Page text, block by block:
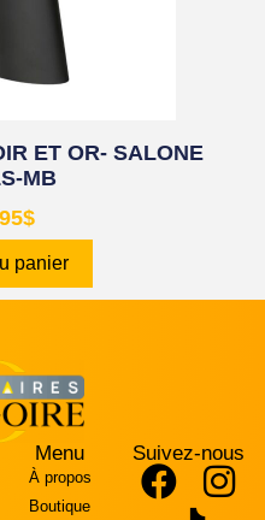
ET OR- SALONE
MB
$
panier
Menu
À propos
Boutique
Suivez-nous